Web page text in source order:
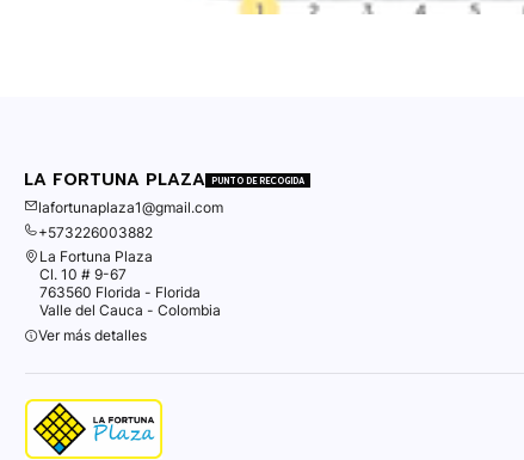
LA FORTUNA PLAZA PUNTO DE RECOGIDA
lafortunaplaza1@gmail.com
+573226003882
La Fortuna Plaza
Cl. 10 # 9-67
763560 Florida - Florida
Valle del Cauca - Colombia
Ver más detalles